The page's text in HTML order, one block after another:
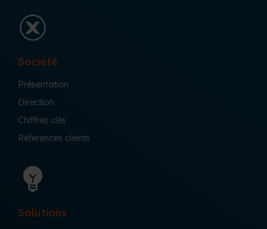
Société
Présentation
Direction
Chiffres clés
Références clients
Solutions